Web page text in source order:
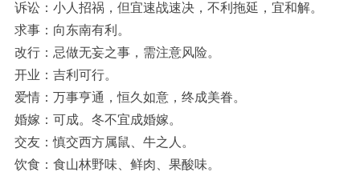
诉讼：小人招祸，但宜速战速决，不利拖延，宜和解。
求事：向东南有利。
改行：忌做无妄之事，需注意风险。
开业：吉利可行。
爱情：万事亨通，恒久如意，终成美眷。
婚嫁：可成。冬不宜成婚嫁。
交友：慎交西方属鼠、牛之人。
饮食：食山林野味、鲜肉、果酸味。